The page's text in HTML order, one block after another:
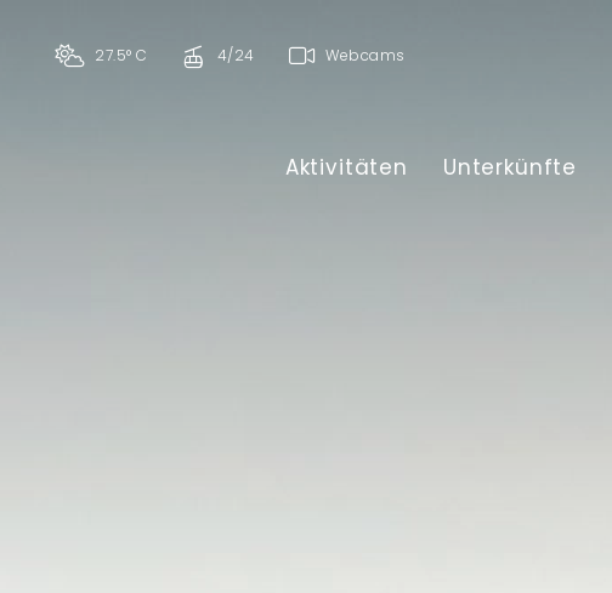
27.5° C 4/24 Webcams
Aktivitäten Unterkünfte